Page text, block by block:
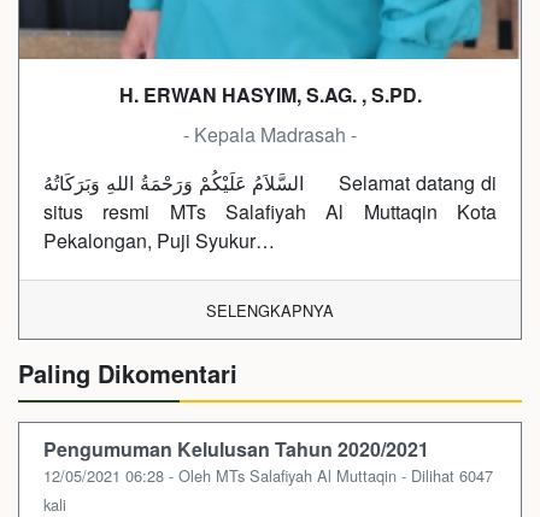
H. ERWAN HASYIM, S.AG. , S.PD.
- Kepala Madrasah -
السَّلاَمُ عَلَيْكُمْ وَرَحْمَةُ اللهِ وَبَرَكَاتُهُ Selamat datang di
situs resmi MTs Salafiyah Al Muttaqin Kota
Pekalongan, Puji Syukur…
SELENGKAPNYA
Paling Dikomentari
Pengumuman Kelulusan Tahun 2020/2021
12/05/2021 06:28 - Oleh MTs Salafiyah Al Muttaqin - Dilihat 6047
kali